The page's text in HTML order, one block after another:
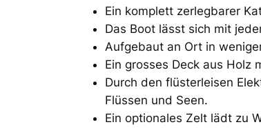
Ein komplett zerlegbarer
Das Boot lässt sich mit
Aufgebaut an Ort in
Ein grosses Deck aus Holz
Durch den flüsterleisen
Flüssen und Seen.
Ein optionales Zelt lädt zu